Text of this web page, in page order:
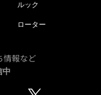
ルック
ローター
情報など
中